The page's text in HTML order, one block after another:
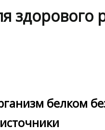
здорового
белком